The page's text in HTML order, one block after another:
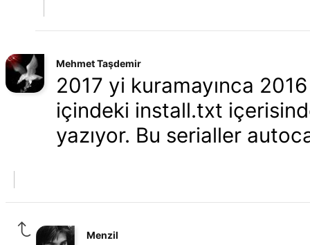
Mehmet Taşdemir
2017 yi kuramayınca
içindeki install.txt
yazıyor. Bu serialler
Menzil